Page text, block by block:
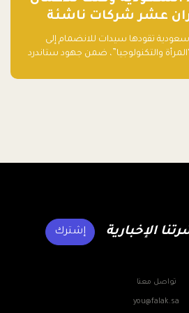
عشر شركات ناشئة
الرابعة من برنامج
تقودها سيدات للانضمام إلى
والتكنولوجيا”، ضمن جهود ستاندرد
في المملكة.
الإخبارية إشترك
تواصل معنا
you@falak.sa